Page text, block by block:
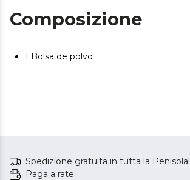
Composizione
1 Bolsa de polvo
Spedizione gratuita in tutta la Penisola!
Paga a rate